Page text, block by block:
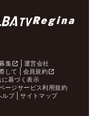
集
運営会社
して
会員規約
基づく表示
ージサービス利用規約
ルプ サイトマップ